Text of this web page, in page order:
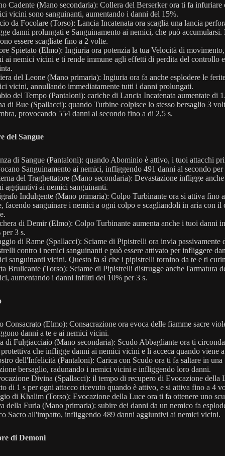
Cadente (Mano secondaria): Collera del Berserker ora ti fa infuriare
vicini sono sanguinanti, aumentando i danni del 15%.
da Focolare (Torso): Lancia Incatenata ora scaglia una lancia
danni prolungati e Sanguinamento ai nemici, che può accumularsi.
essere scagliate fino a 2 volte.
Spietato (Elmo): Ingiuria ora potenzia la tua Velocità di
ai nemici vicini e ti rende immune agli effetti di perdita del controllo
del Leone (Mano primaria): Ingiuria ora fa anche esplodere le
vicini, annullando immediatamente tutti i danni prolungati.
del Tempo (Pantaloni): cariche di Lancia Incatenata aumentate di
di Bue (Spallacci): quando Turbine colpisce lo stesso bersaglio 3
provocando 554 danni al secondo fino a di 2,5 s.
del Sangue
di Sangue (Pantaloni): quando Abominio è attivo, i tuoi attacchi
Sanguinamento ai nemici, infliggendo 491 danni al secondo per
del Traghettatore (Mano secondaria): Devastazione infligge
aggiuntivi ai nemici sanguinanti.
Indulgente (Mano primaria): Colpo Turbinante ora si attiva fino
facendo sanguinare i nemici a ogni colpo e scagliandoli in aria con il
di Demir (Elmo): Colpo Turbinante aumenta anche i tuoi danni
per 3 s.
di Rame (Spallacci): Sciame di Pipistrelli ora invia passivamente
contro i nemici sanguinanti e può essere attivato per infliggere
sanguinanti vicini. Questo fa sì che i pipistrelli tornino da te e ti
Brulicante (Torso): Sciame di Pipistrelli distrugge anche l'armatura
aumentando i danni inflitti del 10% per 3 s.
Consacrato (Elmo): Consacrazione ora evoca delle fiamme sacre
danni a te e ai nemici vicini.
di Fulgiacciaio (Mano secondaria): Scudo Abbagliante ora ti
che infligge danni ai nemici vicini e li acceca quando viene
dell'Infelicità (Pantaloni): Carica con Scudo ora ti fa saltare in una
bersaglio, radunando i nemici vicini e infliggendo loro danni.
Divina (Spallacci): il tempo di recupero di Evocazione della
di 1 s per ogni attacco ricevuto quando è attivo, e si attiva fino a 4
di Khalim (Torso): Evocazione della Luce ora ti fa ottenere uno
della Furia (Mano primaria): subire dei danni da un nemico fa
Sacro all'impatto, infliggendo 489 danni aggiuntivi ai nemici vicini.
di Demoni